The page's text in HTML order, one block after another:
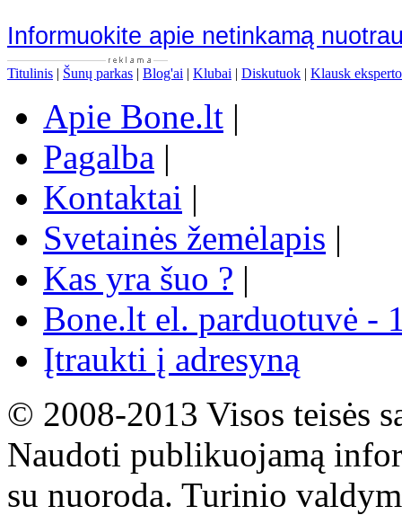
Informuokite apie netinkamą
Titulinis | Šunų parkas | Blog'ai | Klubai | Diskutuok | Klausk eksperto
Apie Bone.lt |
Pagalba |
Kontaktai |
Svetainės žemėlapis |
Kas yra šuo ? |
Bone.lt el. parduotuvė -
Įtraukti į adresyną
© 2008-2013 Visos teisės
Naudoti publikuojamą
su nuoroda. Turinio